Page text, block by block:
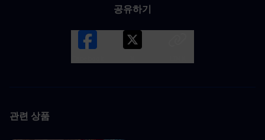
공유하기
관련 상품